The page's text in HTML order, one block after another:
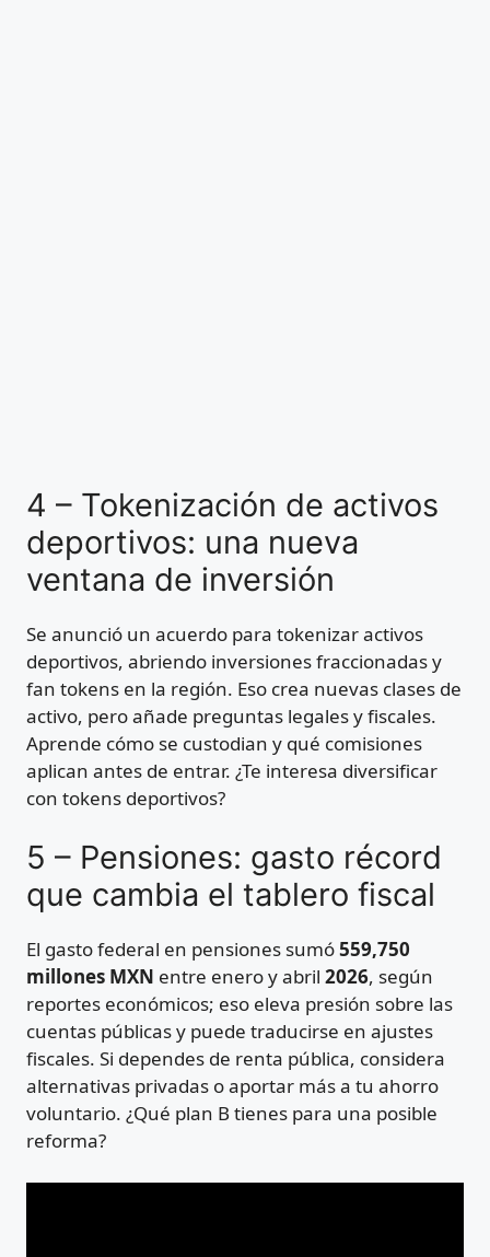
4 – Tokenización de activos
deportivos: una nueva
ventana de inversión
Se anunció un acuerdo para tokenizar activos
deportivos, abriendo inversiones fraccionadas y
fan tokens en la región. Eso crea nuevas clases de
activo, pero añade preguntas legales y fiscales.
Aprende cómo se custodian y qué comisiones
aplican antes de entrar. ¿Te interesa diversificar
con tokens deportivos?
5 – Pensiones: gasto récord
que cambia el tablero fiscal
El gasto federal en pensiones sumó559,750
millones MXN entre enero y abril 2026, según
reportes económicos; eso eleva presión sobre las
cuentas públicas y puede traducirse en ajustes
fiscales. Si dependes de renta pública, considera
alternativas privadas o aportar más a tu ahorro
voluntario. ¿Qué plan B tienes para una posible
reforma?